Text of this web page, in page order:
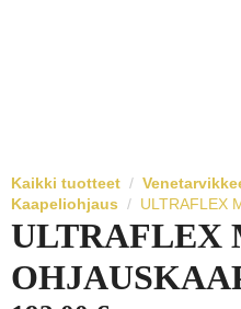
Kaikki tuotteet
Kaapeliohjaus
ULTRAFLEX
ULTRAFLEX